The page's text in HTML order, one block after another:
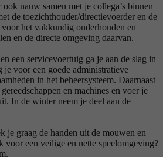
nauw samen met je collega’s binnen
de toezichthouder/directievoerder en de
het vakkundig onderhouden en
en de directe omgeving daarvan.
een servicevoertuig ga je aan de slag in
voor een goede administratieve
in het beheersysteem. Daarnaast
en machines en voer je
In de winter neem je deel aan de
je graag de handen uit de mouwen en
een veilige en nette speelomgeving?